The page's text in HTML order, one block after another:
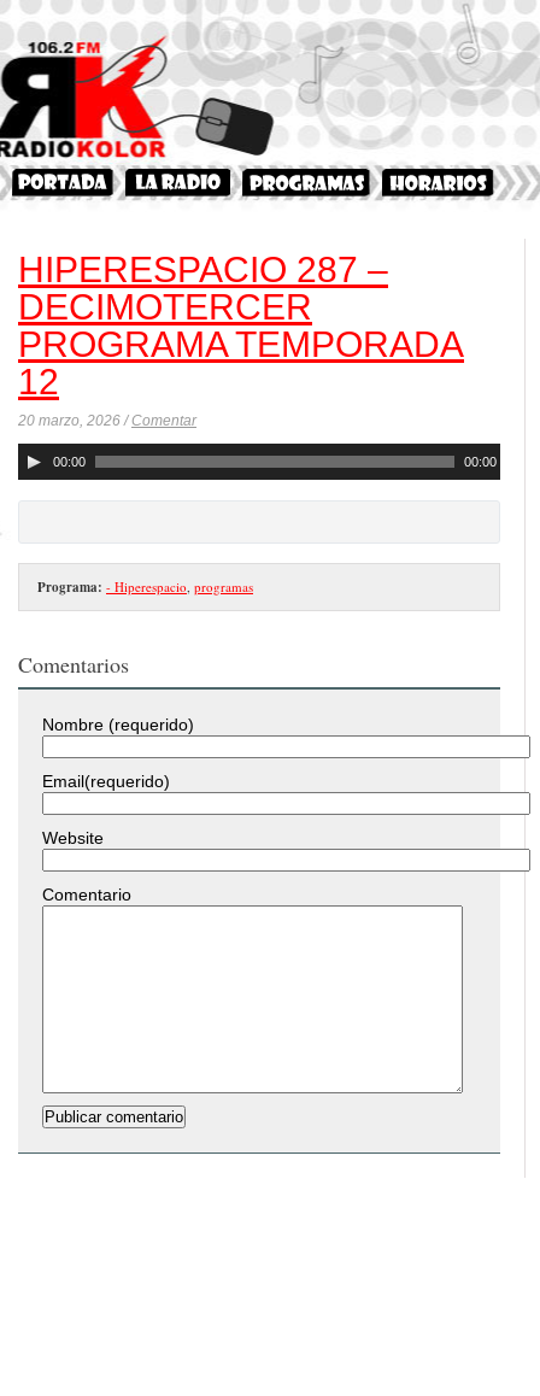
HIPERESPACIO 287 –
DECIMOTERCER
PROGRAMA TEMPORADA
12
20 marzo, 2026 /Comentar
Reproductor
audio
00:00 00:00
Programa: - Hiperespacio, programas
Comentarios
Nombre (requerido)
Email(requerido)
Website
Comentario